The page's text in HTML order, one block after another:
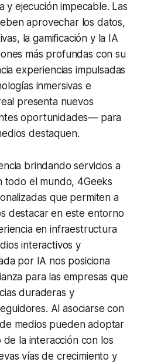
y ejecución impecable. Las
aprovechar los datos,
la gamificación y la IA
más profundas con su
experiencias impulsadas
inmersivas e
presenta nuevos
oportunidades— para
destaquen.
brindando servicios a
todo el mundo, 4Geeks
que permiten a
destacar en este entorno
en infraestructura
interactivos y
por IA nos posiciona
para las empresas que
duraderas y
Al asociarse con
medios pueden adoptar
la interacción con los
vías de crecimiento y